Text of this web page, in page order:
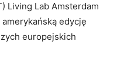
Living Lab Amsterdam
edycję
europejskich